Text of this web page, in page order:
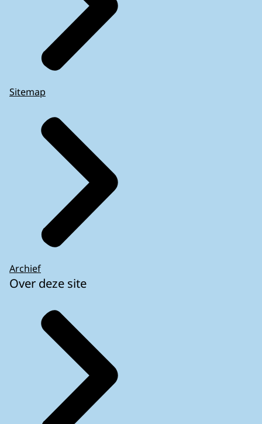
Sitemap
Archief
Over deze site